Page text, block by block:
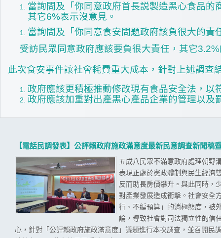
當詢問及「你同意政府首長説製造黑心食品
其它6%表示沒意見。
當詢問及「你同意食安問題政府該負很大的責
受訪民眾同意政府應該要負很大責任，其它
此次食安事件讓社會耗費重大成本，針對上述調查
政府應該更積極推動修改現有食品安全法，
政府應該加重對出產黑心產品企業的管理以
【電話民調發表】公評賴政府施政滿意度最新民意調查新聞稿
五成八民眾不滿意政府處理朝野
表現正處於憲政體制與民生經濟
反而助長房價攀升。與此同時，
對產業發展造成衝擊。社會安全
行、不編預算」的消極態度，被
論，導致社會對司法獨立性的信
心，針對「公評賴政府施政滿意度」議題進行本次調查，並召開